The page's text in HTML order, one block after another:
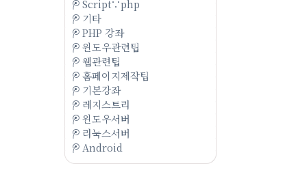
Script∵php
기타
PHP 강좌
윈도우관련팁
웹관련팁
홈페이지제작팁
기본강좌
레지스트리
윈도우서버
리눅스서버
Android